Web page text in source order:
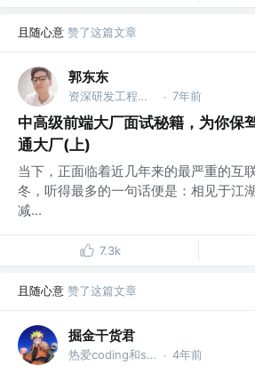
且随心意 赞了这篇文章
郭东东
资深研发工程师 @字节跳动 · 7年前
中高级前端大厂面试秘籍，为你保
通大厂(上)
当下，正面临着近几年来的最严重的互
冬，听得最多的一句话便是：相见于江
减...
7.3k
且随心意 赞了这篇文章
掘金干货君
热爱coding和share的前端人 · 4年前